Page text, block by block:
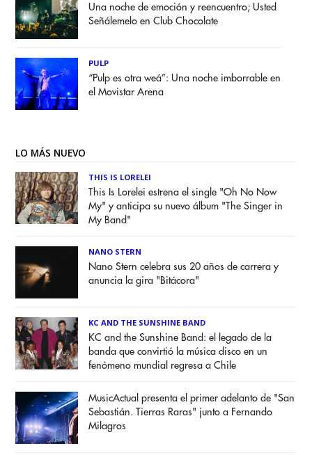
Una noche de emoción y reencuentro; Usted
Señálemelo en Club Chocolate
PULP
“Pulp es otra weá”: Una noche imborrable en
el Movistar Arena
LO MÁS NUEVO
THIS IS LORELEI
This Is Lorelei estrena el single "Oh No Now
My" y anticipa su nuevo álbum "The Singer in
My Band"
NANO STERN
Nano Stern celebra sus 20 años de carrera y
anuncia la gira "Bitácora"
KC AND THE SUNSHINE BAND
KC and the Sunshine Band: el legado de la
banda que convirtió la música disco en un
fenómeno mundial regresa a Chile
MusicActual presenta el primer adelanto de "San
Sebastián. Tierras Raras" junto a Fernando
Milagros